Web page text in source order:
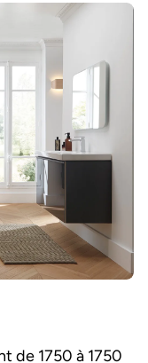
de 1750 à 1750